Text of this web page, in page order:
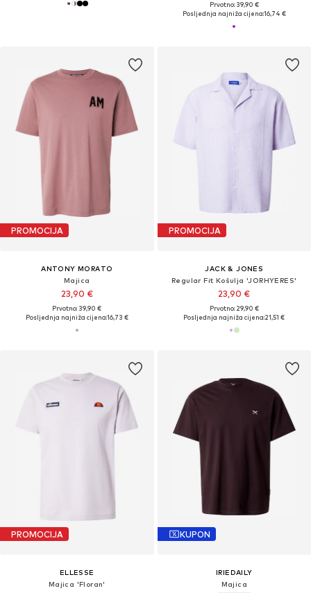
Prvotno: 39,90 €
Posljednja najniža cijena:16,74 €
PROMOCIJA
ANTONY MORATO
Majica
23,90 €
Prvotno: 39,90 €
Posljednja najniža cijena:16,73 €
PROMOCIJA
JACK & JONES
Regular Fit Košulja 'JORHYERES'
23,90 €
Prvotno: 29,90 €
Posljednja najniža cijena:21,51 €
PROMOCIJA
ELLESSE
Majica 'Floran'
KUPON
IRIEDAILY
Majica